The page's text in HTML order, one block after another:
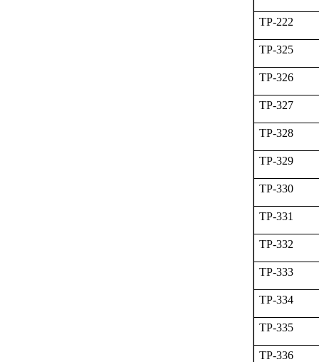
TP-222
TP-325
TP-326
TP-327
TP-328
TP-329
TP-330
TP-331
TP-332
TP-333
TP-334
TP-335
TP-336